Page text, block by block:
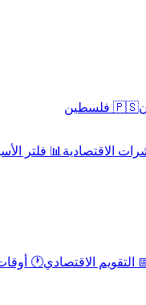
🇵🇸 فلسطين
الاقتصادية 📊 فلتر
التقويم الاقتصادي🕐